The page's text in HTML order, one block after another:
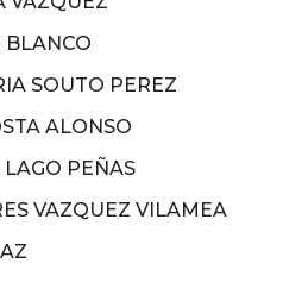
BLANCO
SOUTO PEREZ
ALONSO
PEÑAS
VAZQUEZ VILAMEA